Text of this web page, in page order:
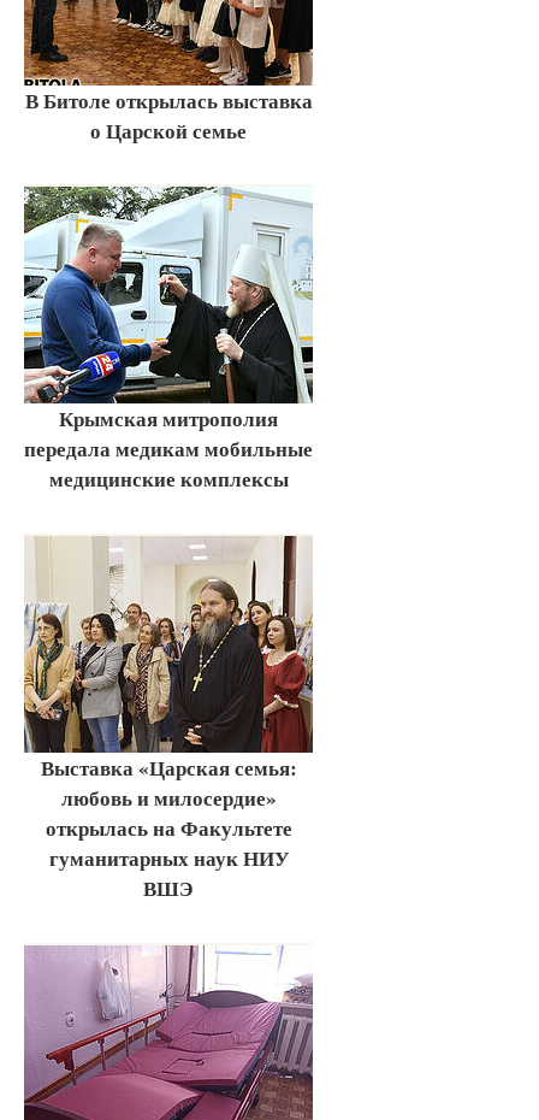
В Битоле открылась выставка
о Царской семье
Крымская митрополия
передала медикам мобильные
медицинские комплексы
Выставка «Царская семья:
любовь и милосердие»
открылась на Факультете
гуманитарных наук НИУ
ВШЭ